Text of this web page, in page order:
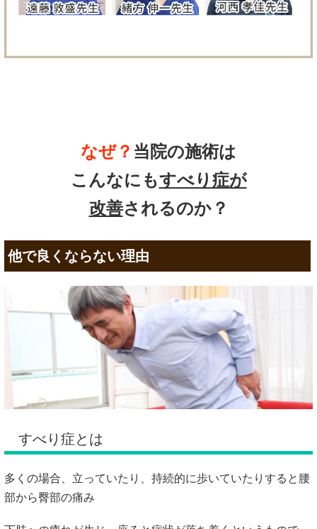
なぜ？ 当院の施術は
こんなにもすべり症が
改善されるのか？
他で良くならない理由
すべり症とは
多くの場合、立っていたり、持続的に歩いていたりすると腰
部から臀部の痛み